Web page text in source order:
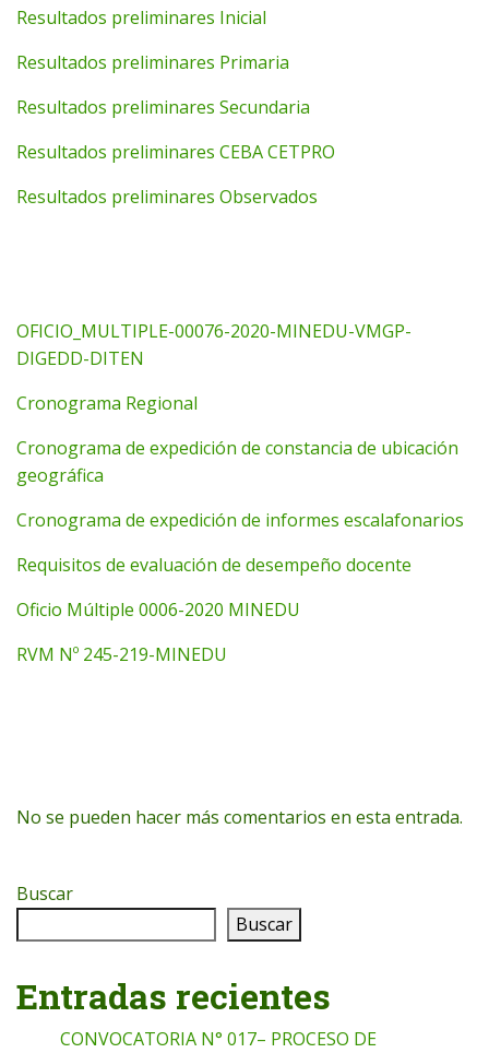
Resultados preliminares Inicial
Resultados preliminares Primaria
Resultados preliminares Secundaria
Resultados preliminares CEBA CETPRO
Resultados preliminares Observados
OFICIO_MULTIPLE-00076-2020-MINEDU-VMGP-
DIGEDD-DITEN
Cronograma Regional
Cronograma de expedición de constancia de ubicación
geográfica
Cronograma de expedición de informes escalafonarios
Requisitos de evaluación de desempeño docente
Oficio Múltiple 0006-2020 MINEDU
RVM Nº 245-219-MINEDU
No se pueden hacer más comentarios en esta entrada.
Buscar
Buscar
Entradas recientes
CONVOCATORIA N° 017– PROCESO DE